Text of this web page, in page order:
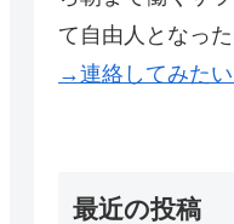
て自由人となった
→連絡してみた
最近の投稿